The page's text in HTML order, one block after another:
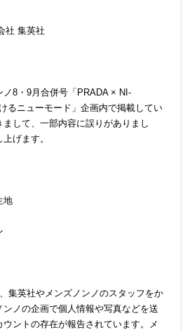
社 集英社
8・9月合併号「PRADA × NI-
るニューモード」企画内で掲載してい
して、一部内容に誤りがありまし
げます。
地
集英社やメンズノンノのスタッフをか
ノの企画で個人情報や写真などを送
ントの存在が報告されています。メ